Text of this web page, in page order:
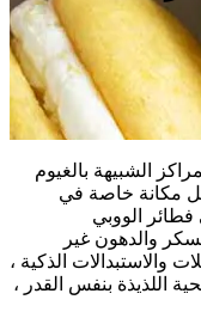
الشبيهة بالغيوم
مكانة خاصة في
الووبي
والدهون غير
والاستبدالات الذكية ،
اللذيذة بنفس القدر ،